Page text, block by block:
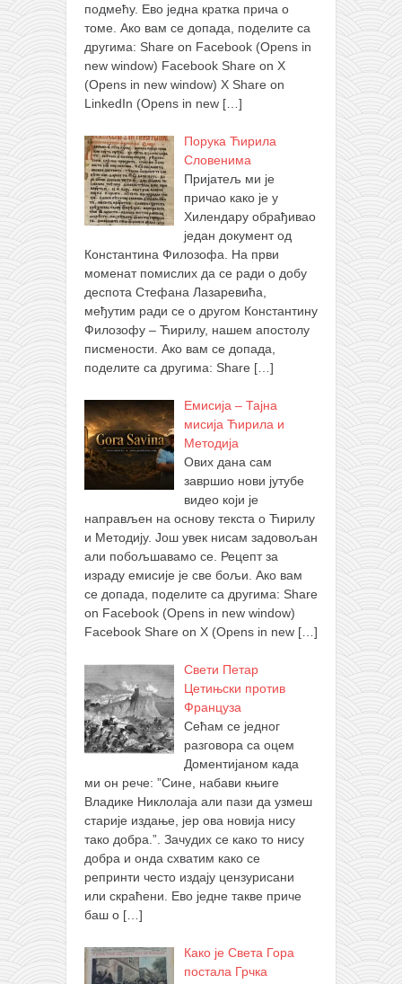
подмећу. Ево једна кратка прича о
томе. Ако вам се допада, поделите са
другима: Share on Facebook (Opens in
new window) Facebook Share on X
(Opens in new window) X Share on
LinkedIn (Opens in new […]
Порука Ћирила
Словенима
Пријатељ ми је
причао како је у
Хилендару обрађивао
један документ од
Константина Филозофа. На први
моменат помислих да се ради о добу
деспота Стефана Лазаревића,
међутим ради се о другом Константину
Филозофу – Ћирилу, нашем апостолу
писмености. Ако вам се допада,
поделите са другима: Share […]
Емисија – Тајна
мисија Ћирила и
Методија
Ових дана сам
завршио нови јутубе
видео који је
направљен на основу текста о Ћирилу
и Методију. Још увек нисам задовољан
али побољшавамо се. Рецепт за
израду емисије је све бољи. Ако вам
се допада, поделите са другима: Share
on Facebook (Opens in new window)
Facebook Share on X (Opens in new […]
Свети Петар
Цетињски против
Француза
Сећам се једног
разговора са оцем
Доментијаном када
ми он рече: ”Сине, набави књиге
Владике Никлолаја али пази да узмеш
старије издање, јер ова новија нису
тако добра.”. Зачудих се како то нису
добра и онда схватим како се
репринти често издају цензурисани
или скраћени. Ево једне такве приче
баш о […]
Како је Света Гора
постала Грчка